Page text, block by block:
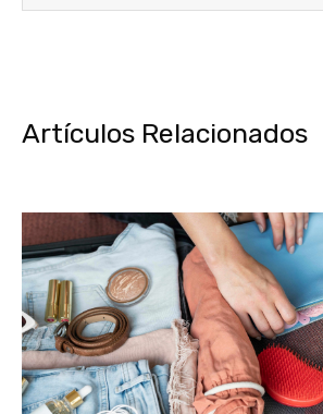
Artículos Relacionados